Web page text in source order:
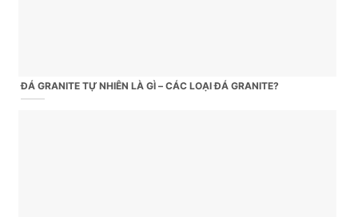
ĐÁ GRANITE TỰ NHIÊN LÀ GÌ – CÁC LOẠI ĐÁ GRANITE?